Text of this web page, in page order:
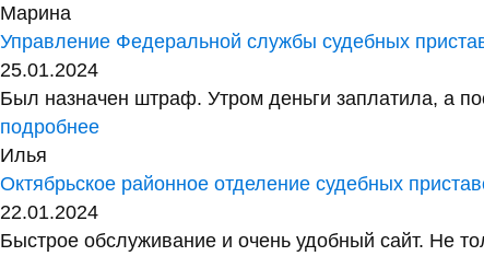
Марина
Управление Федеральной службы судебных
25.01.2024
Был назначен штраф. Утром деньги заплатила, а
подробнее
Илья
Октябрьское районное отделение судебных
22.01.2024
Быстрое обслуживание и очень удобный сайт. Не